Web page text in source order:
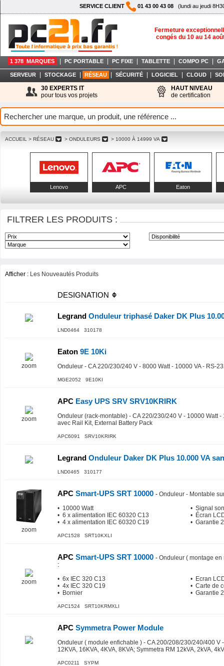
SERVICE CLIENT 01 43 00 43 08 (lundi au jeudi
Fermeture
congés du 10 au 14
1 378 MARQUES PC PORTABLE PC FIXE TABLETTE COMPO PC
SERVEUR STOCKAGE RÉSEAU SÉCURITÉ LOGICIEL CLOUD
30 EXPERTS IT
pour tous vos projets
HAUT NIVEAU
de certification
ACCUEIL > RÉSEAU > ONDULEURS > 10000 À 14999 VA
Lenovo APC Eaton
FILTRER LES PRODUITS :
Afficher : Les Nouveautés Produits
DESIGNATION
Legrand Onduleur triphasé Daker DK Plus
LND0464 310178
zoom
Eaton 9E 10Ki
Onduleur - CA 220/230/240 V - 8000 Watt - 10000 VA - RS-
MGE2052 9E10KI
zoom
APC Easy UPS SRV SRV10KRIRK
Onduleur (rack-montable) - CA 220/230/240 V - 10000 Watt -
avec Rail Kit, External Battery Pack
APC6091 SRV10KRIRK
Legrand Onduleur Daker DK Plus 10.000 VA
LND0465 310177
zoom
APC Smart-UPS SRT 10000 - Onduleur - Montable
• 10000 Watt
• 6 x alimentation IEC 60320 C13
• 4 x alimentation IEC 60320 C19
• Signal
• Écran
• Garantie
APC1528 SRT10KXLI
zoom
APC Smart-UPS SRT 10000 - Onduleur ( montage en
:
• 6x IEC 320 C13
• 4x IEC 320 C19
• Bornier
• Ecran
• Carte de
• Garantie
APC1524 SRT10KRMXLI
APC Symmetra Power Module
Onduleur ( module enfichable ) - CA 200/208/230/240/400 V
12KVA, 16KVA, 4KVA, 8KVA; Symmetra RM 12kVA, 2kVA,
APC0211 SYPM